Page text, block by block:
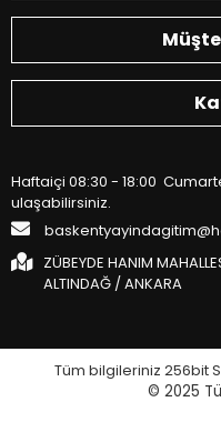
Haftaiçi 08:30 - 18:00
ulaşabilirsiniz.
ZÜBEYDE HANIM
ALTINDAĞ / ANKARA
Tüm bilgileriniz 256bit
© 2025